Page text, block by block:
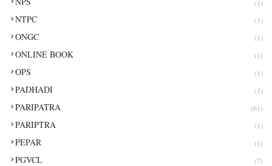
(1)
NTPC (1)
ONGC (1)
ONLINE BOOK (1)
OPS (1)
PADHADI (1)
PARIPATRA (61)
PARIPTRA (1)
PEPAR (1)
PGVCL (7)